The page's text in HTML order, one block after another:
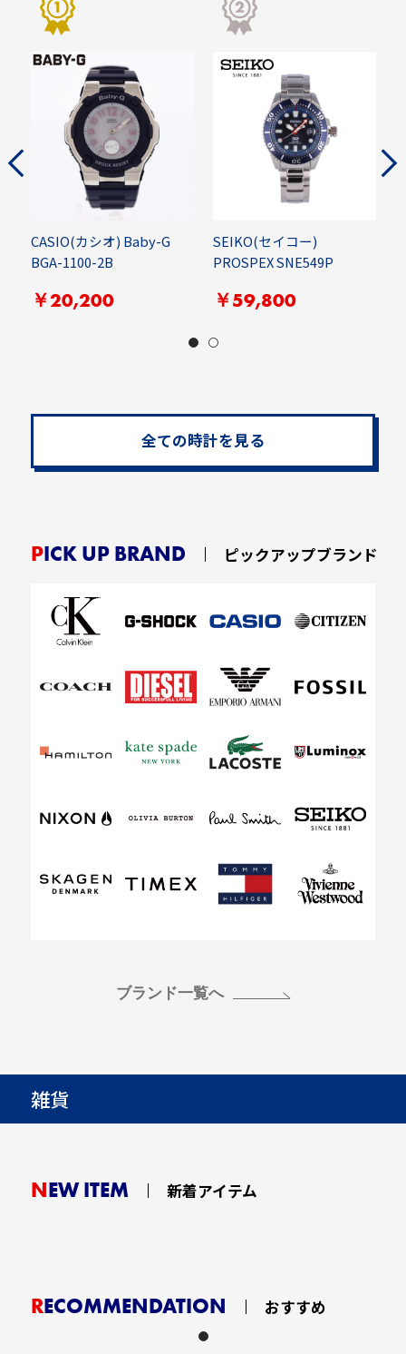
CASIO(カシオ) Baby-G
BGA-1100-2B
￥20,200
SEIKO(セイコー)
PROSPEX SNE549P
￥59,800
全ての時計を見る
PICK UP BRAND ピックアップブランド
ブランド一覧へ
雑貨
NEW ITEM 新着アイテム
RECOMMENDATION おすすめ